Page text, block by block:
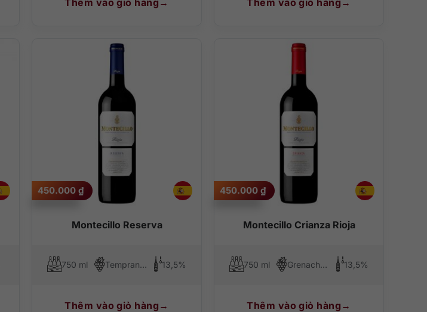
Thêm vào giỏ hàng Thêm vào giỏ hàng
Montecillo Reserva
450.000 ₫
750 ml Tempranillo 13,5%
Thêm vào giỏ hàng
Montecillo Crianza Rioja
450.000 ₫
750 ml Grenache, Tempranillo 13,5%
Thêm vào giỏ hàng